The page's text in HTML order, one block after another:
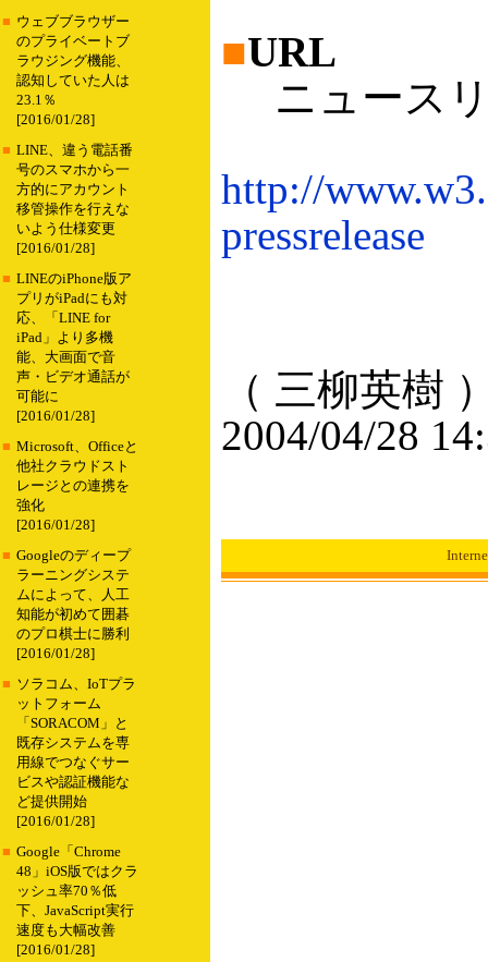
■ ウェブブラウザー
のプライベートブ
ラウジング機能、
認知していた人は
23.1％
[2016/01/28]
■ LINE、違う電話番
号のスマホから一
方的にアカウント
移管操作を行えな
いよう仕様変更
[2016/01/28]
■ LINEのiPhone版ア
プリがiPadにも対
応、「LINE for
iPad」より多機
能、大画面で音
声・ビデオ通話が
可能に
[2016/01/28]
■ Microsoft、Officeと
他社クラウドスト
レージとの連携を
強化
[2016/01/28]
■ Googleのディープ
ラーニングシステ
ムによって、人工
知能が初めて囲碁
のプロ棋士に勝利
[2016/01/28]
■ ソラコム、IoTプラ
ットフォーム
「SORACOM」と
既存システムを専
用線でつなぐサー
ビスや認証機能な
ど提供開始
[2016/01/28]
■ Google「Chrome
48」iOS版ではクラ
ッシュ率70％低
下、JavaScript実行
速度も大幅改善
[2016/01/28]
■URL
ニュース
http://
pressrelease
（ 三柳英樹
2004/04/28